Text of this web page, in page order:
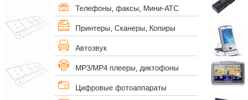
Телефоны, факсы, Мини-АТС
Принтеры, Сканеры, Копиры
Автозвук
MP3/MP4 плееры, диктофоны
Цифровые фотоаппараты